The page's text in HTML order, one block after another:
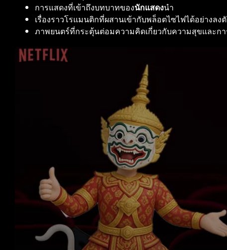
การแสดงที่เข้าถึงบทบาทของนักแสดงนำ
เรื่องราวโรแมนติกที่ผสานเข้ากับพล็อตไซไฟได้อย่างลง
ภาพยนตร์ที่กระตุ้นต่อมความคิดเกี่ยวกับความสุขและกา